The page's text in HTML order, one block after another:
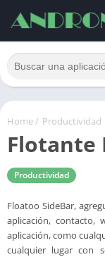
Home/ Productividad
Flotante
Productividad
Floatoo SideBar,
aplicación, contacto,
aplicación, como
cualquier lugar con